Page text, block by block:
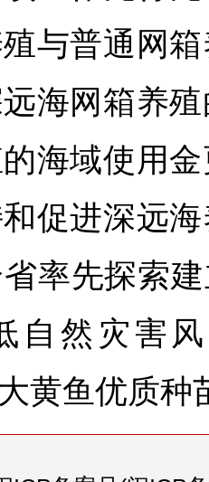
与普通网
海网箱养
海域使用
促进深远
率先探索
自然灾害
大黄鱼优质